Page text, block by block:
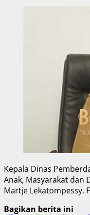
Kepala Dinas
Anak, Masyarakat dan
Martje Lekatompessy.
Bagikan berita ini